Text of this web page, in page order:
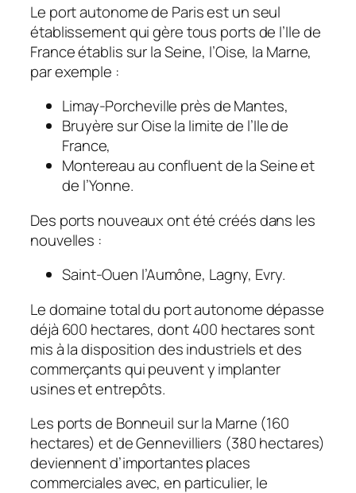
Le port autonome de Paris est un seul
établissement qui gère tous ports de l’Ile de
France établis sur la Seine, l’Oise, la Marne,
par exemple :
Limay-Porcheville près de Mantes,
Bruyère sur Oise la limite de l’Ile de
France,
Montereau au confluent de la Seine et
de l’Yonne.
Des ports nouveaux ont été créés dans les
nouvelles :
Saint-Ouen l’Aumône, Lagny, Evry.
Le domaine total du port autonome dépasse
déjà 600 hectares, dont 400 hectares sont
mis à la disposition des industriels et des
commerçants qui peuvent y implanter
usines et entrepôts.
Les ports de Bonneuil sur la Marne (160
hectares) et de Gennevilliers (380 hectares)
deviennent d’importantes places
commerciales avec, en particulier, le